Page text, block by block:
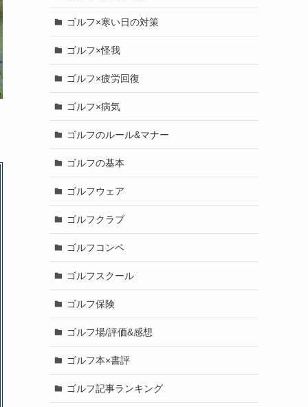
ゴルフ×寒い日の対策
ゴルフ×怪我
ゴルフ×疲労回復
ゴルフ×病気
ゴルフのルール&マナー
ゴルフの基本
ゴルフウェア
ゴルフクラブ
ゴルフコンペ
ゴルフスクール
ゴルフ保険
ゴルフ場/評価&感想
ゴルフ本×書評
ゴルフ記事ランキング